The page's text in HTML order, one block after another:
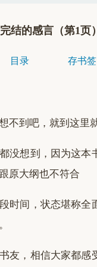
完结的感言（第1页）
目录 存书签
不到吧，就到这里
没想到，因为这本
原大纲也不符合
时间，状态堪称全
友，相信大家都感